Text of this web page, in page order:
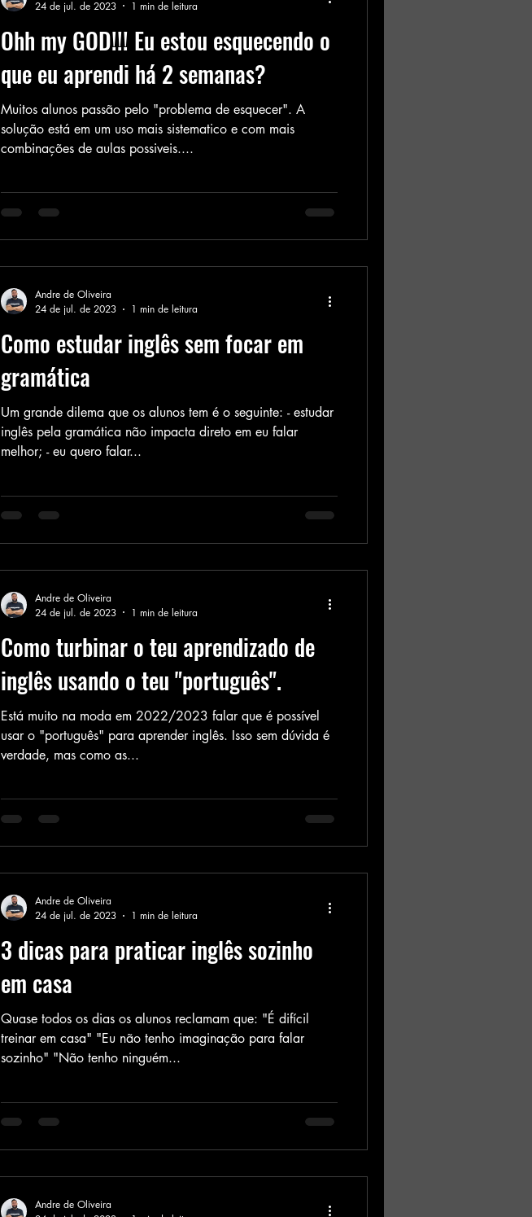
Ohh my GOD!!! Eu estou esquecendo o
que eu aprendi há 2 semanas?
Muitos alunos passão pelo "problema de esquecer". A
solução está em um uso mais sistematico e com mais
combinações de aulas possiveis....
24 de jul. de 2023
1 min de leitura
Como estudar inglês sem focar em
gramática
Um grande dilema que os alunos tem é o seguinte: - estudar
inglês pela gramática não impacta direto em eu falar
melhor; - eu quero falar...
Andre de Oliveira
24 de jul. de 2023
1 min de leitura
Como turbinar o teu aprendizado de
inglês usando o teu "português".
Está muito na moda em 2022/2023 falar que é possível
usar o "português" para aprender inglês. Isso sem dúvida é
verdade, mas como as...
Andre de Oliveira
24 de jul. de 2023
1 min de leitura
3 dicas para praticar inglês sozinho
em casa
Quase todos os dias os alunos reclamam que: "É difícil
treinar em casa" "Eu não tenho imaginação para falar
sozinho" "Não tenho ninguém...
Andre de Oliveira
24 de jul. de 2023
1 min de leitura
Andre de Oliveira